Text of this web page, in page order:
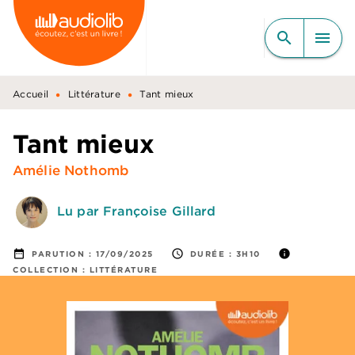
MENU RECHERCHE
CONTENU
PIED DE PAGE
search menu
Accueil • Littérature • Tant mieux
Tant mieux
Amélie Nothomb
Lu par Françoise Gillard
date_range PARUTION : 17/09/2025 access_time DURÉE : 3H10 info
COLLECTION : LITTÉRATURE